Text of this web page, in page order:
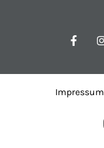
Impressum